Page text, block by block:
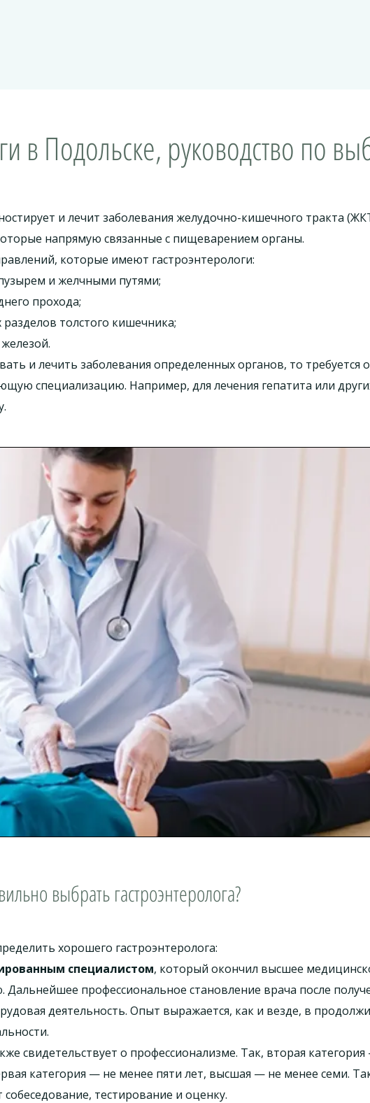
в Подольске, руководство по
и лечит заболевания желудочно-кишечного тракта
напрямую связанные с пищеварением органы.
которые имеют гастроэнтерологи:
и желчными путями;
прохода;
толстого кишечника;
и лечить заболевания определенных органов, то требуется
специализацию. Например, для лечения гепатита или
выбрать гастроэнтеролога?
хорошего гастроэнтеролога:
специалистом, который окончил высшее
Дальнейшее профессиональное становление врача после
деятельность. Опыт выражается, как и везде, в
свидетельствует о профессионализме. Так, вторая
категория — не менее пяти лет, высшая — не менее семи.
тестирование и оценку.